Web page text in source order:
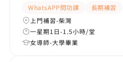
WhatsAPP問功課 長期補習
上門補習-柴灣
一星期1日-1.5小時/堂
女導師-大學畢業